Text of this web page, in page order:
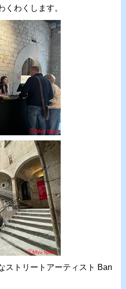
くわくします。
ストリートアーティスト Ban